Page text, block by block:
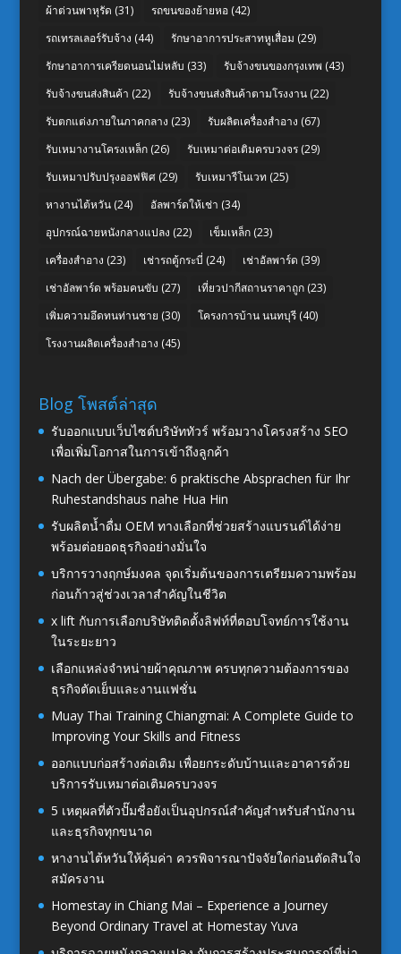
ผ้าต่วนพาหุรัด (31) รถขนของย้ายหอ(42)
รถเทรลเลอร์รับจ้าง (44) รักษาอาการประสาทหูเสื่อม (29)
รักษาอาการเครียดนอนไม่หลับ (33) รับจ้างขนของกรุงเทพ (43)
รับจ้างขนส่งสินค้า (22) รับจ้างขนส่งสินค้าตามโรงงาน(22)
รับตกแต่งภายในภาคกลาง (23) รับผลิตเครื่องสำอาง (67)
รับเหมางานโครงเหล็ก(26) รับเหมาต่อเติมครบวงจร(29)
รับเหมาปรับปรุงออฟฟิศ(29) รับเหมารีโนเวท (25)
หางานไต้หวัน(24) อัลพาร์ดให้เช่า (34)
อุปกรณ์ฉายหนังกลางแปลง (22) เข็มเหล็ก(23)
เครื่องสำอาง (23) เช่ารถตู้กระบี่ (24) เช่าอัลพาร์ด (39)
เช่าอัลพาร์ด พร้อมคนขับ (27) เที่ยวปากีสถานราคาถูก(23)
เพิ่มความอึดทนท่านชาย (30) โครงการบ้าน นนทบุรี(40)
โรงงานผลิตเครื่องสำอาง (45)
Blog โพสต์ล่าสุด
รับออกแบบเว็บไซต์บริษัททัวร์ พร้อมวางโครงสร้าง SEO
เพื่อเพิ่มโอกาสในการเข้าถึงลูกค้า
Nach der Übergabe: 6 praktische Absprachen für Ihr
Ruhestandshaus nahe Hua Hin
รับผลิตน้ำดื่ม OEM ทางเลือกที่ช่วยสร้างแบรนด์ได้ง่าย
พร้อมต่อยอดธุรกิจอย่างมั่นใจ
บริการวางฤกษ์มงคล จุดเริ่มต้นของการเตรียมความพร้อม
ก่อนก้าวสู่ช่วงเวลาสำคัญในชีวิต
x lift กับการเลือกบริษัทติดตั้งลิฟท์ที่ตอบโจทย์การใช้งาน
ในระยะยาว
เลือกแหล่งจำหน่ายผ้าคุณภาพ ครบทุกความต้องการของ
ธุรกิจตัดเย็บและงานแฟชั่น
Muay Thai Training Chiangmai: A Complete Guide to
Improving Your Skills and Fitness
ออกแบบก่อสร้างต่อเติม เพื่อยกระดับบ้านและอาคารด้วย
บริการรับเหมาต่อเติมครบวงจร
5 เหตุผลที่ตัวปั๊มชื่อยังเป็นอุปกรณ์สำคัญสำหรับสำนักงาน
และธุรกิจทุกขนาด
หางานไต้หวันให้คุ้มค่า ควรพิจารณาปัจจัยใดก่อนตัดสินใจ
สมัครงาน
Homestay in Chiang Mai – Experience a Journey
Beyond Ordinary Travel at Homestay Yuva